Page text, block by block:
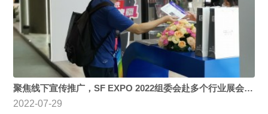
聚焦线下宣传推广，SF EXPO 2022组委会赴多个行业展会积极开展工作
2022-07-29